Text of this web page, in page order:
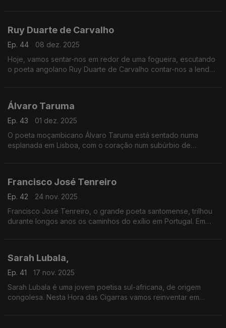
Ruy Duarte de Carvalho
Ep. 44
08 dez. 2025
Hoje, vamos sentar-nos em redor de uma fogueira, escutando
o poeta angolano Ruy Duarte de Carvalho contar-nos a lenda
Álvaro Taruma
Ep. 43
01 dez. 2025
O poeta moçambicano Álvaro Taruma está sentado numa
esplanada em Lisboa, com o coração num subúrbio de
Francisco José Tenreiro
Ep. 42
24 nov. 2025
Francisco José Tenreiro, o grande poeta santomense, trilhou
durante longos anos os caminhos do exílio em Portugal. Em
Sarah Lubala,
Ep. 41
17 nov. 2025
Sarah Lubala é uma jovem poetisa sul-africana, de origem
congolesa. Nesta Hora das Cigarras vamos reinventar em